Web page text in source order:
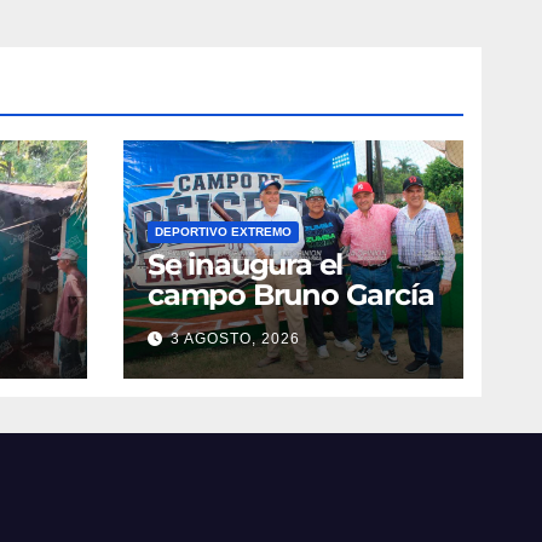
DEPORTIVO EXTREMO
Se inaugura el
campo Bruno García
3 AGOSTO, 2026